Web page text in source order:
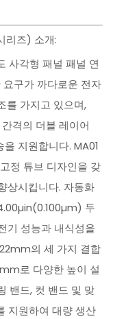
리즈) 소개:
사각형 패널 패널 연
구가 까다로운 전자
를 가지고 있으며,
격의 더블 레이어
지원합니다. MA01
정 튜브 디자인을 갖
상시킵니다. 자동화
두
기 성능과 내식성을
의 세 가지 결합
로 다양한 높이 설
밴드, 컷 밴드 및 맞
지원하여 대량 생산